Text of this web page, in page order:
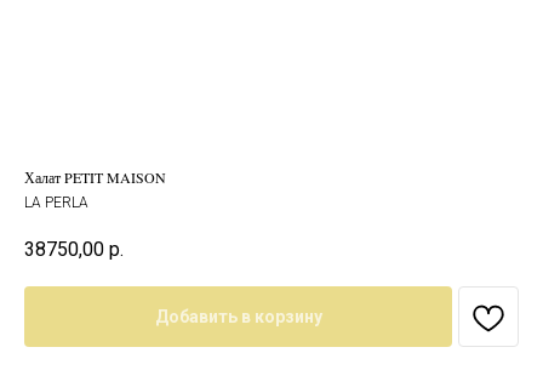
Халат PETIT MAISON
LA PERLA
38750,00 р.
Добавить в корзину